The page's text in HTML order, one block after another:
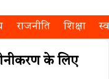
राजनीति शिक्षा
के लिए